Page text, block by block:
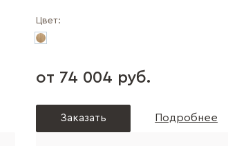
Цвет:
от 74 004 руб.
Заказать Подробнее